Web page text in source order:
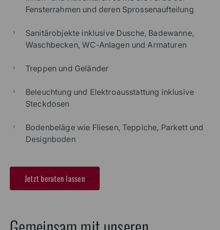
Fensterrahmen und deren Sprossenaufteilung
Sanitärobjekte inklusive Dusche, Badewanne,
Waschbecken, WC-Anlagen und Armaturen
Treppen und Geländer
Beleuchtung und Elektroausstattung inklusive
Steckdosen
Bodenbeläge wie Fliesen, Teppiche, Parkett und
Designboden
Jetzt beraten lassen